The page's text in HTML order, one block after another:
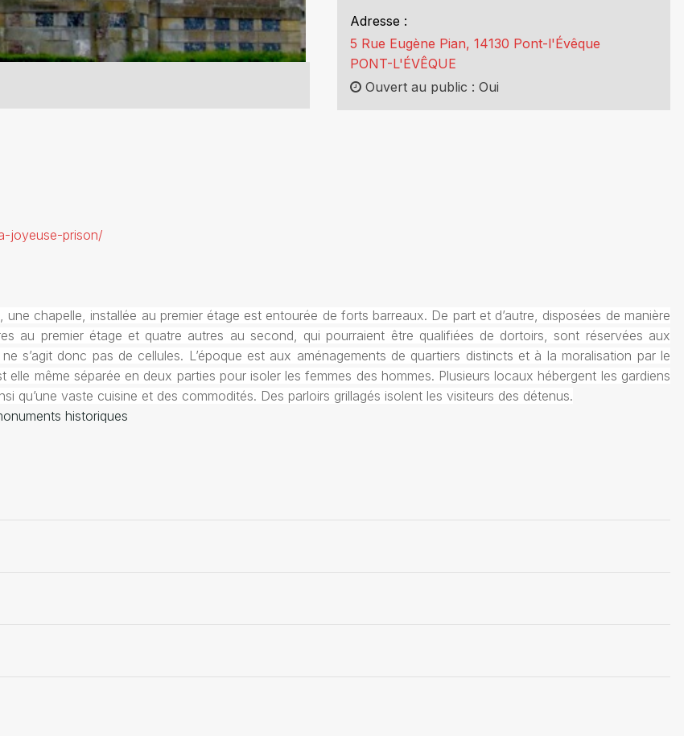
Adresse :
5 Rue Eugène Pian, 14130 Pont-l'Évêque
PONT-L'ÉVÊQUE
Ouvert au public : Oui
joyeuse-prison/
chapelle, installée au premier étage est entourée de forts barreaux. De part et d’autre, disposées de manière
au premier étage et quatre autres au second, qui pourraient être qualifiées de dortoirs, sont réservées aux
s’agit donc pas de cellules. L’époque est aux aménagements de quartiers distincts et à la moralisation par le
même séparée en deux parties pour isoler les femmes des hommes. Plusieurs locaux hébergent les gardiens
qu’une vaste cuisine et des commodités. Des parloirs grillagés isolent les visiteurs des détenus.
historiques